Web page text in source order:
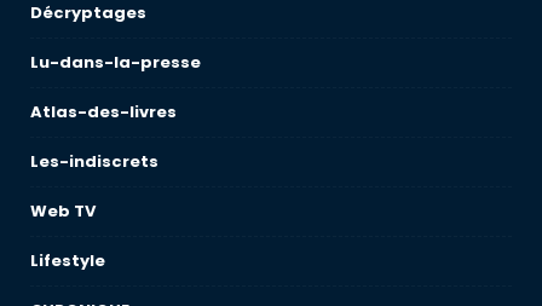
Décryptages
Lu-dans-la-presse
Atlas-des-livres
Les-indiscrets
Web TV
Lifestyle